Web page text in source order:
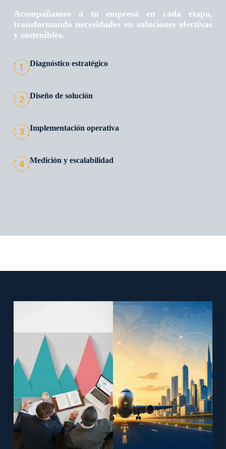
Acompañamos a tu empresa en cada etapa,
transformando necesidades en soluciones efectivas
y sostenibles.
Diagnóstico estratégico
Diseño de solución
Implementación operativa
Medición y escalabilidad